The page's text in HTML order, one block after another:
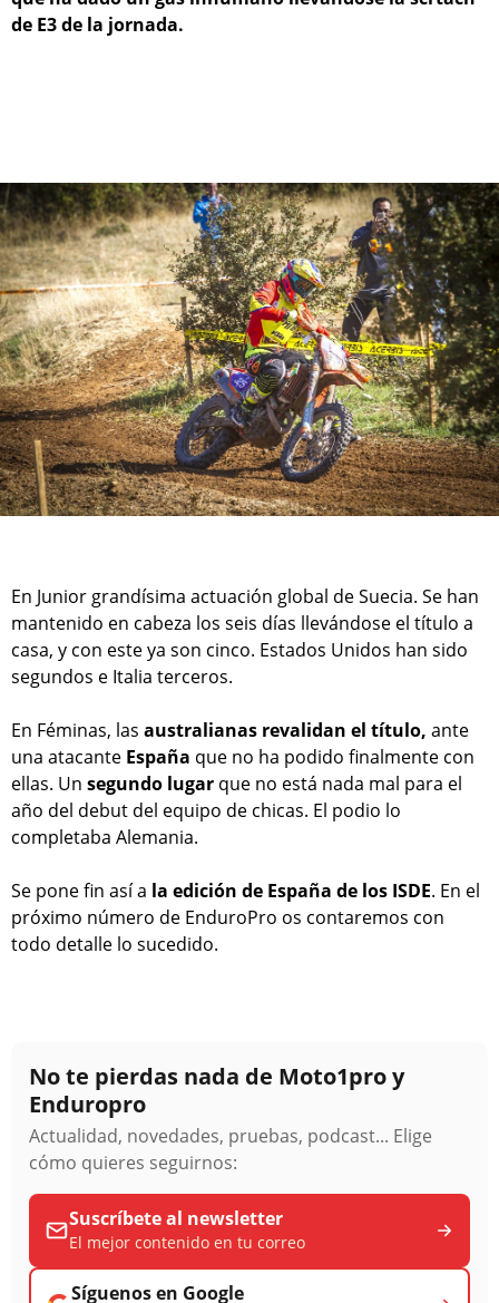
de E3 de la jornada.
En Junior grandísima actuación global de Suecia. Se han
mantenido en cabeza los seis días llevándose el título a
casa, y con este ya son cinco. Estados Unidos han sido
segundos e Italia terceros.
En Féminas, las australianas revalidan el título, ante
una atacante España que no ha podido finalmente con
ellas. Un segundo lugar que no está nada mal para el
año del debut del equipo de chicas. El podio lo
completaba Alemania.
Se pone fin así a la edición de España de los ISDE. En el
próximo número de EnduroPro os contaremos con
todo detalle lo sucedido.
No te pierdas nada de Moto1pro y
Enduropro
Actualidad, novedades, pruebas, podcast... Elige
cómo quieres seguirnos:
Suscríbete al newsletter
El mejor contenido en tu correo
Síguenos en Google